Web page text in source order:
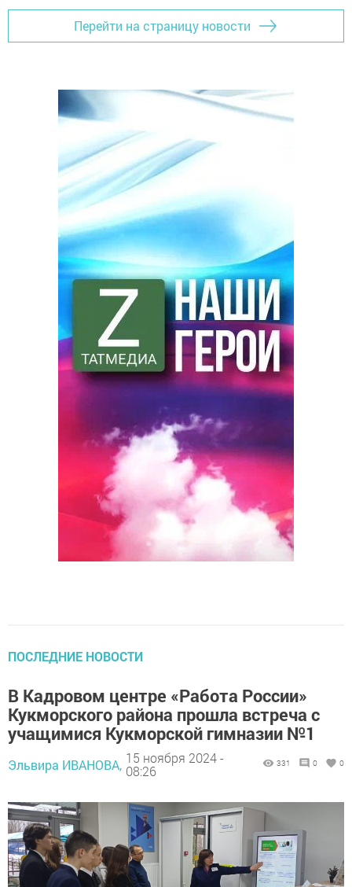
Перейти на страницу новости
ПОСЛЕДНИЕ НОВОСТИ
В Кадровом центре «Работа России»
Кукморского района прошла встреча с
учащимися Кукморской гимназии №1
Эльвира ИВАНОВА, 15 ноября 2024 -
08:26
331 0 0